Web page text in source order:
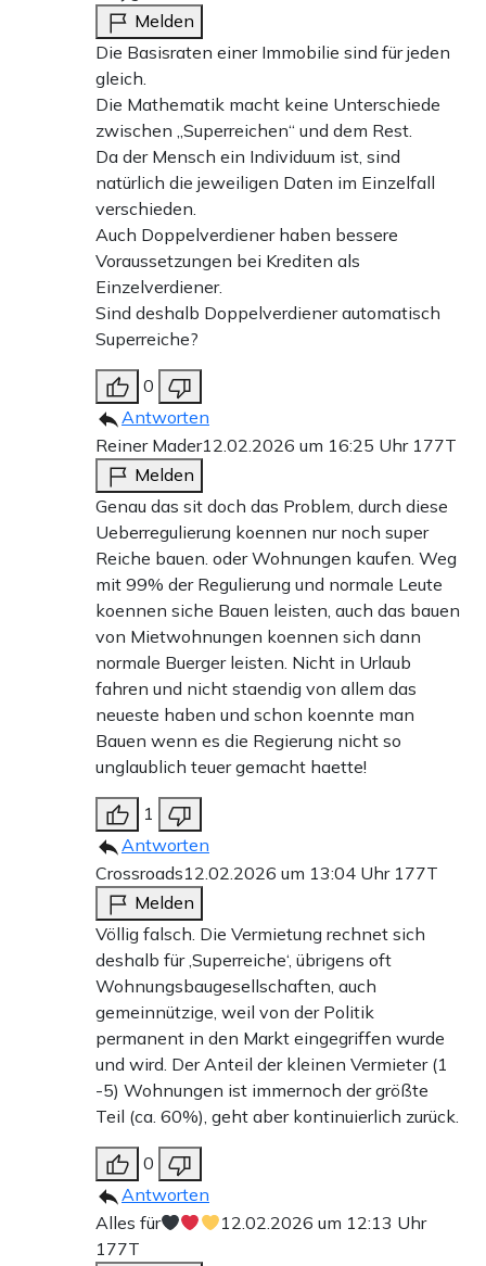
Melden
Die Basisraten einer Immobilie sind für jeden
gleich.
Die Mathematik macht keine Unterschiede
zwischen „Superreichen“ und dem Rest.
Da der Mensch ein Individuum ist, sind
natürlich die jeweiligen Daten im Einzelfall
verschieden.
Auch Doppelverdiener haben bessere
Voraussetzungen bei Krediten als
Einzelverdiener.
Sind deshalb Doppelverdiener automatisch
Superreiche?
0
Antworten
Reiner Mader12.02.2026 um 16:25 Uhr 177T
Melden
Genau das sit doch das Problem, durch diese
Ueberregulierung koennen nur noch super
Reiche bauen. oder Wohnungen kaufen. Weg
mit 99% der Regulierung und normale Leute
koennen siche Bauen leisten, auch das bauen
von Mietwohnungen koennen sich dann
normale Buerger leisten. Nicht in Urlaub
fahren und nicht staendig von allem das
neueste haben und schon koennte man
Bauen wenn es die Regierung nicht so
unglaublich teuer gemacht haette!
1
Antworten
Crossroads12.02.2026 um 13:04 Uhr 177T
Melden
Völlig falsch. Die Vermietung rechnet sich
deshalb für ‚Superreiche‘, übrigens oft
Wohnungsbaugesellschaften, auch
gemeinnützige, weil von der Politik
permanent in den Markt eingegriffen wurde
und wird. Der Anteil der kleinen Vermieter (1
-5) Wohnungen ist immernoch der größte
Teil (ca. 60%), geht aber kontinuierlich zurück.
0
Antworten
Alles für
12.02.2026 um 12:13 Uhr
177T